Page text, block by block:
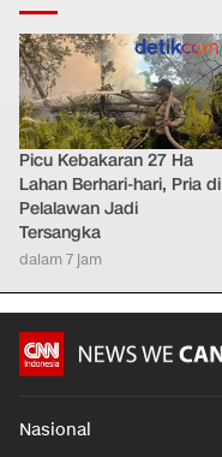
Picu Kebakaran 27 Ha
Lahan Berhari-hari, Pria di
Pelalawan Jadi
Tersangka
dalam 7 jam
Nasional